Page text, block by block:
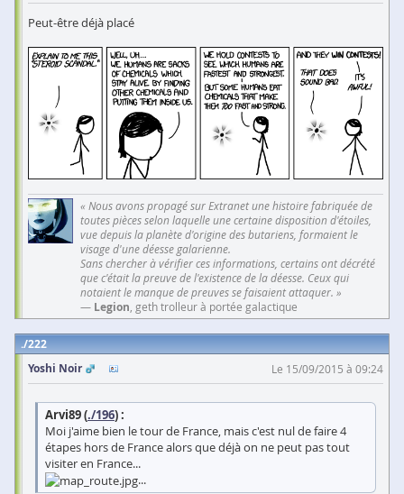
Peut-être déjà placé
« Nous avons propagé sur Extranet une histoire fabriquée de
toutes pièces selon laquelle une certaine disposition d'étoiles,
vue depuis la planète d'origine des butariens, formaient le
visage d'une déesse galarienne.
Sans chercher à vérifier ces informations, certains ont décrété
que c'était la preuve de l'existence de la déesse. Ceux qui
notaient le manque de preuves se faisaient attaquer. »
— Legion , geth trolleur à portée galactique
222
Yoshi Noir
Le 15/09/2015 à 09:24
Arvi89 (./196) :
Moi j'aime bien le tour de France, mais c'est nul de faire 4
étapes hors de France alors que déjà on ne peut pas tout
visiter en France...
...